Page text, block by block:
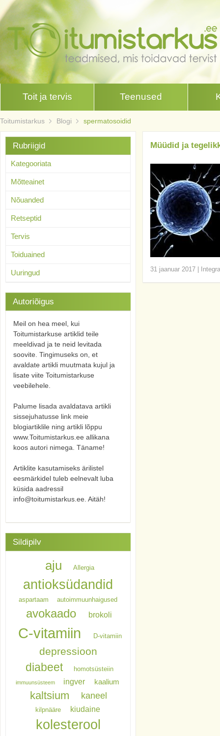
Toit ja tervis Teenused
Toitumistarkus Blogi spermatosoidid
Müüdid ja
31 jaanuar 2017
Rubriigid
Kategooriata
Mõtteainet
Nõuanded
Retseptid
Tervis
Toiduained
Uuringud
Autoriõigus
Meil on hea meel, kui
Toitumistarkuse artiklid teile
meeldivad ja te neid levitada
soovite. Tingimuseks on, et
avaldate artikli muutmata kujul ja
lisate viite Toitumistarkuse
veebilehele.
Palume lisada avaldatava artikli
sissejuhatusse link meie
blogiartiklile ning artikli lõppu
www.Toitumistarkus.ee allikana
koos autori nimega. Täname!
Artiklite kasutamiseks ärilistel
eesmärkidel tuleb eelnevalt luba
küsida aadressil
info@toitumistarkus.ee. Aitäh!
Sildipilv
aju Allergia
antioksüdandid
aspartaam autoimmuunhaigused
avokaado brokoli
C-vitamiin D-vitamiin
depressioon
diabeet homotsüsteiin
immuunsüsteem ingver kaalium
kaltsium kaneel
kilpnääre kiudaine
kolesterool